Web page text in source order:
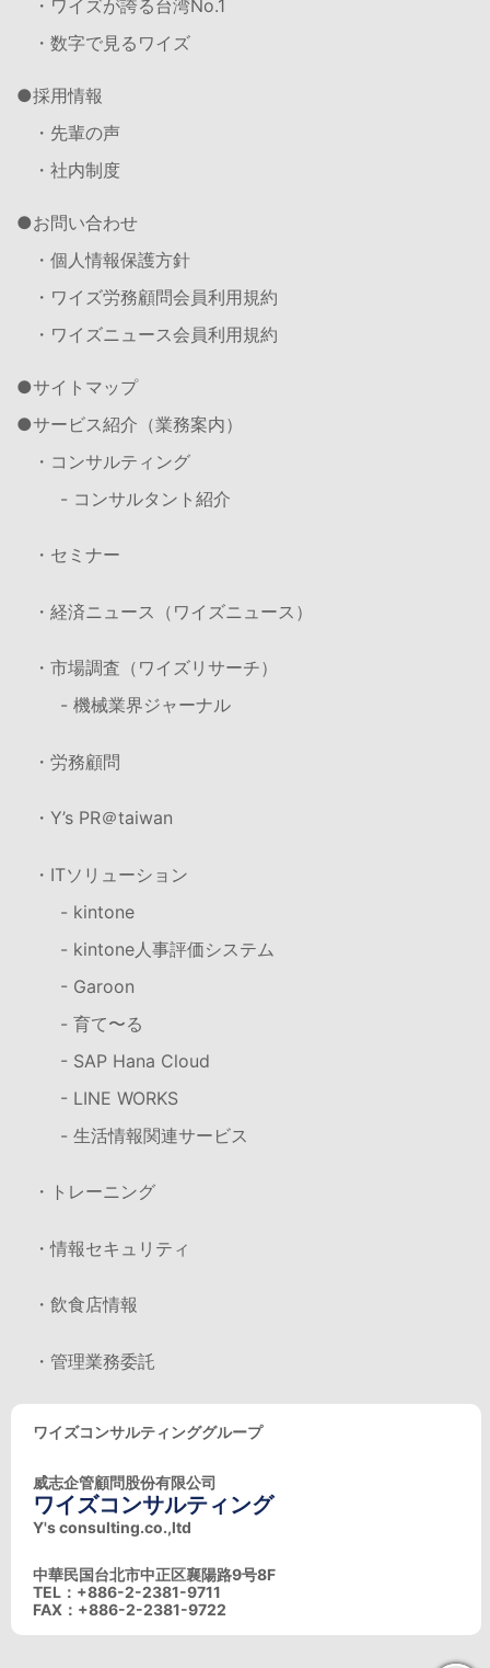
・ワイズが誇る台湾No.1
・数字で見るワイズ
採用情報
・先輩の声
・社内制度
お問い合わせ
・個人情報保護方針
・ワイズ労務顧問会員利用規約
・ワイズニュース会員利用規約
サイトマップ
サービス紹介（業務案内）
・コンサルティング
- コンサルタント紹介
・セミナー
・経済ニュース（ワイズニュース）
・市場調査（ワイズリサーチ）
- 機械業界ジャーナル
・労務顧問
・Y’s PR＠taiwan
・ITソリューション
- kintone
- kintone人事評価システム
- Garoon
- 育て〜る
- SAP Hana Cloud
- LINE WORKS
- 生活情報関連サービス
・トレーニング
・情報セキュリティ
・飲食店情報
・管理業務委託
ワイズコンサルティンググループ
威志企管顧問股份有限公司
ワイズコンサルティング
Y's consulting.co.,ltd
中華民国台北市中正区襄陽路9号8F
TEL：+886-2-2381-9711
FAX：+886-2-2381-9722